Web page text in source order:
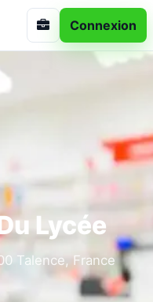
Connexion
Lycée
Talence, France